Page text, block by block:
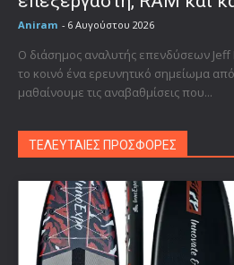
Aniram - 6 Αυγούστου 2026
Ο διάσημος αναλυτής επενδύσεων
το κοινό ένα ερευνητικό σημείωμα
μαθαίνουμε τις αναβαθμίσεις που...
ΤΕΛΕΥΤΑΙΕΣ ΠΡΟΣΦΟΡΕΣ